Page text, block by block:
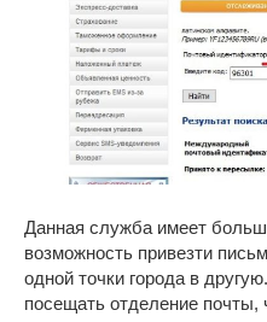
Данная служба имеет
возможность привезти
одной точки города в
посещать отделение почты,